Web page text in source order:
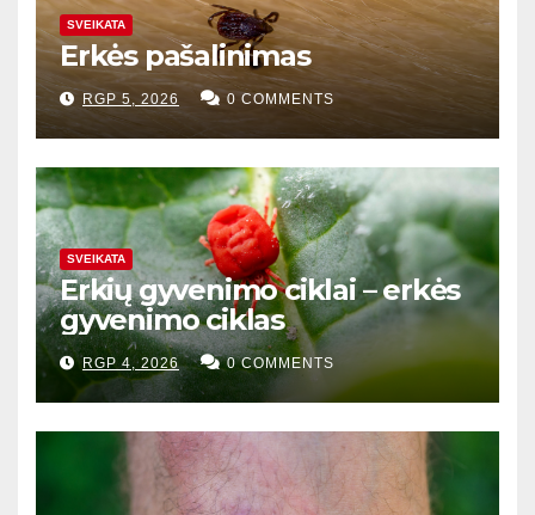
SVEIKATA
Erkės pašalinimas
RGP 5, 2026 0 COMMENTS
SVEIKATA
Erkių gyvenimo ciklai – erkės
gyvenimo ciklas
RGP 4, 2026 0 COMMENTS